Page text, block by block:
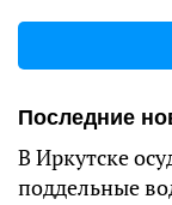
Последние
В Иркутске
поддельные